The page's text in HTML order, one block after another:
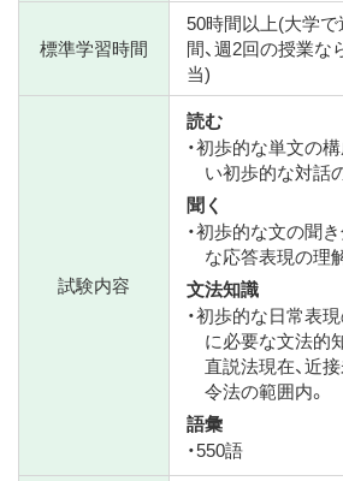
標準学習時間
50時間以上(大学
間、週2回の授業
当)
試験内容
読む
・初歩的な単文の
い初歩的な対話
聞く
・初歩的な文の聞
な応答表現の理
文法知識
・初歩的な日常表
に必要な文法的
直説法現在、近
令法の範囲内。
語彙
・550語